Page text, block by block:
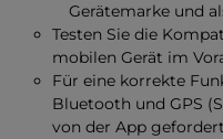
Gerätemarke und
Testen Sie die
mobilen Gerät im
Für eine korrekte
Bluetooth und GPS
von der App